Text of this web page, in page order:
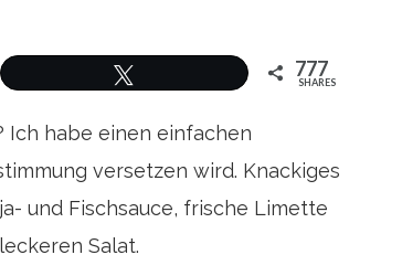
777
SHARES
Ich habe einen einfachen
versetzen wird. Knackiges
und Fischsauce, frische Limette
Salat.